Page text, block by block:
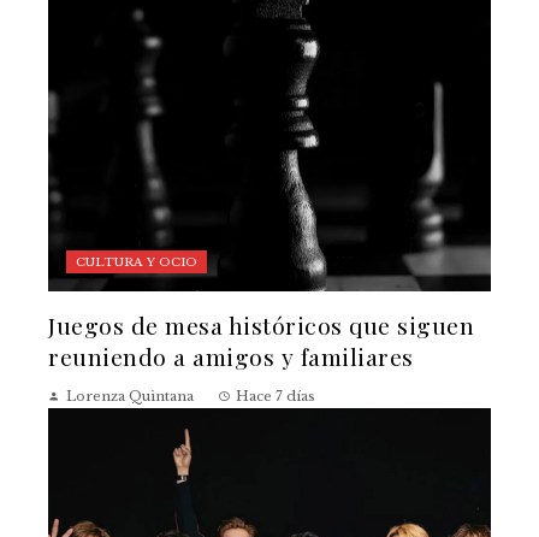
CULTURA Y OCIO
Juegos de mesa históricos que siguen
reuniendo a amigos y familiares
Lorenza Quintana Hace 7 días